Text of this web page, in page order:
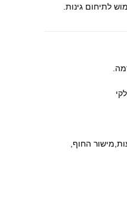
לתיחום גינות.
החוף,